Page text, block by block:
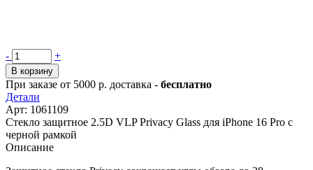
Количество
товара
Стекло
защитное
2.5D
VLP
Privacy
Glass
для
- +
В корзину
При заказе от 5000 р. доставка - бесплатно
Детали
Арт: 1061109
Стекло защитное 2.5D VLP Privacy Glass для iPhone 16 Pro с
черной рамкой
Описание